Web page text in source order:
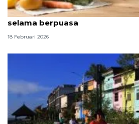
Ahli gizi bagikan kiat penuhi
selama berpuasa
18 Februari 2026